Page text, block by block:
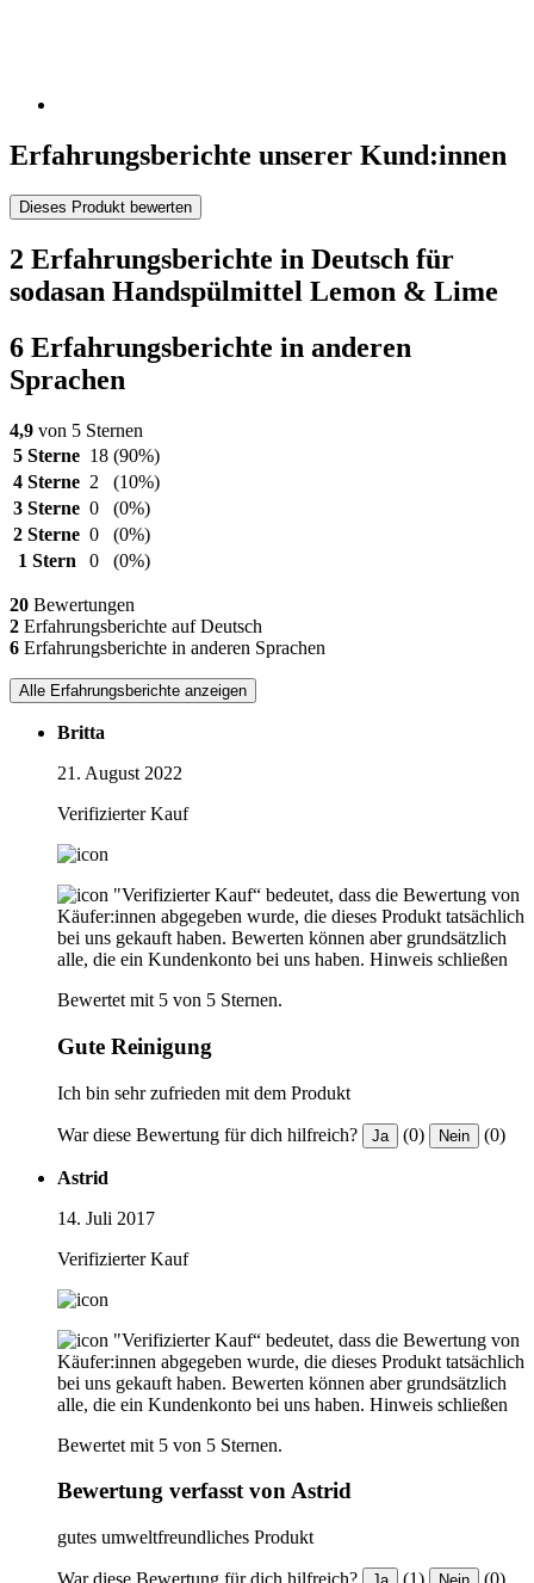
Erfahrungsberichte unserer Kund:innen
Dieses Produkt bewerten
2 Erfahrungsberichte in Deutsch für
sodasan Handspülmittel Lemon & Lime
6 Erfahrungsberichte in anderen
Sprachen
4,9 von 5 Sternen
5 Sterne 18 (90%)
4 Sterne 2
(10%)
3 Sterne 0
(0%)
2 Sterne 0
(0%)
1 Stern
0 (0%)
20 Bewertungen
2 Erfahrungsberichte auf Deutsch
6 Erfahrungsberichte in anderen Sprachen
Alle Erfahrungsberichte anzeigen
Britta
21. August 2022
Verifizierter Kauf
"Verifizierter Kauf“ bedeutet, dass die Bewertung von
Käufer:innen abgegeben wurde, die dieses Produkt tatsächlich
bei uns gekauft haben. Bewerten können aber grundsätzlich
alle, die ein Kundenkonto bei uns haben. Hinweis schließen
Bewertet mit 5 von 5 Sternen.
Gute Reinigung
Ich bin sehr zufrieden mit dem Produkt
War diese Bewertung für dich hilfreich? Ja (0) Nein (0)
Astrid
14. Juli 2017
Verifizierter Kauf
"Verifizierter Kauf“ bedeutet, dass die Bewertung von
Käufer:innen abgegeben wurde, die dieses Produkt tatsächlich
bei uns gekauft haben. Bewerten können aber grundsätzlich
alle, die ein Kundenkonto bei uns haben. Hinweis schließen
Bewertet mit 5 von 5 Sternen.
Bewertung verfasst von Astrid
gutes umweltfreundliches Produkt
War diese Bewertung für dich hilfreich? (1) (0)